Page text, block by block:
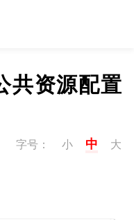
共资源配置
字号： 小 中 大